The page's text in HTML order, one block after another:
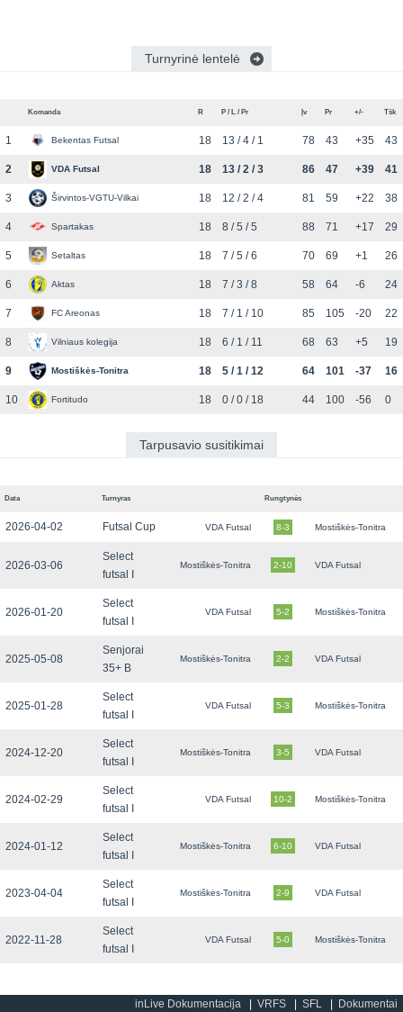
Turnyrinė lentelė
Komanda R P / L / Pr Įv Pr +/- Tšk
1 Bekentas Futsal 18 13 / 4 / 1 78 43 +35 43
2 VDA Futsal 18 13 / 2 / 3 86 47 +39 41
3 Širvintos-VGTU-Vilkai 18 12 / 2 / 4 81 59 +22 38
4 Spartakas 18 8 / 5 / 5 88 71 +17 29
5 Setaltas 18 7 / 5 / 6 70 69 +1 26
6 Aktas 18 7 / 3 / 8 58 64 -6 24
7 FC Areonas 18 7 / 1 / 10 85 105 -20 22
8 Vilniaus kolegija 18 6 / 1 / 11 68 63 +5 19
9 Mostiškės-Tonitra 18 5 / 1 / 12 64 101 -37 16
10 Fortitudo 18 0 / 0 / 18 44 100 -56 0
Tarpusavio susitikimai
Data Turnyras Rungtynės
2026-04-02 Futsal Cup VDA Futsal 8-3 Mostiškės-Tonitra
2026-03-06
Select
futsal I
Mostiškės-Tonitra 2-10 VDA Futsal
2026-01-20
Select
futsal I
VDA Futsal 5-2 Mostiškės-Tonitra
2025-05-08
Senjorai
35+ B
Mostiškės-Tonitra 2-2 VDA Futsal
2025-01-28
Select
futsal I
VDA Futsal 5-3 Mostiškės-Tonitra
2024-12-20
Select
futsal I
Mostiškės-Tonitra 3-5 VDA Futsal
2024-02-29
Select
futsal I
VDA Futsal 10-2 Mostiškės-Tonitra
2024-01-12
Select
futsal I
Mostiškės-Tonitra 6-10 VDA Futsal
2023-04-04
Select
futsal I
Mostiškės-Tonitra 2-9 VDA Futsal
2022-11-28
Select
futsal I
VDA Futsal 5-0 Mostiškės-Tonitra
inLive Dokumentacija VRFS SFL Dokumentai